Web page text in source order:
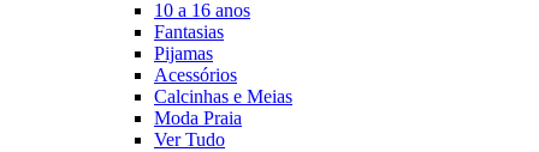
10 a 16 anos
Fantasias
Pijamas
Acessórios
Calcinhas e Meias
Moda Praia
Ver Tudo